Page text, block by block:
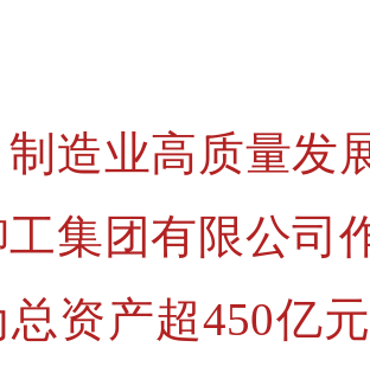
业高质量发展
集团有限公司
总资产超450亿